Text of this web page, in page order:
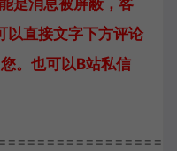
是消息被屏蔽，客
以直接文字下方评论
。也可以B站私信